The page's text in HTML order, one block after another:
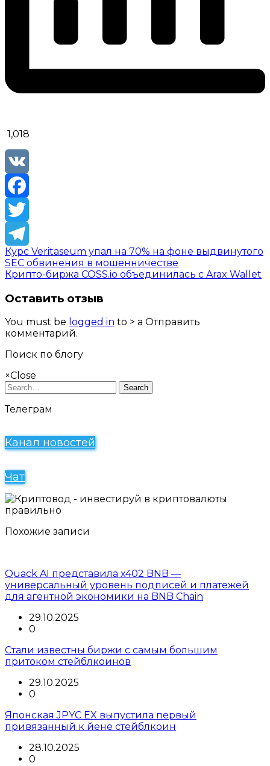
1,018
VK
Facebook
Twitter
Telegram
Курс Veritaseum упал на 70% на фоне выдвинутого
SEC обвинения в мошенничестве
Крипто-биржа COSS.io объединилась с Arax Wallet
Оставить отзыв
You must be logged in to > a Отправить
комментарий.
Поиск по блогу
×Close
Search
Телеграм
Канал новостей
Чат
Похожие записи
Quack AI представила x402 BNB —
универсальный уровень подписей и платежей
для агентной экономики на BNB Chain
29.10.2025
0
Стали известны биржи с самым большим
притоком стейблкоинов
29.10.2025
0
Японская JPYC EX выпустила первый
привязанный к йене стейблкоин
28.10.2025
0